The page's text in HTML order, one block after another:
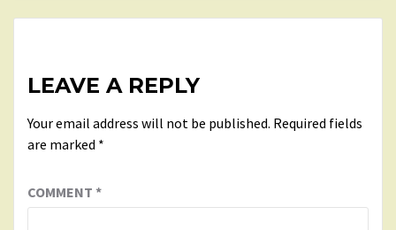
LEAVE A REPLY
Your email address will not be published. Required fields
are marked *
COMMENT *